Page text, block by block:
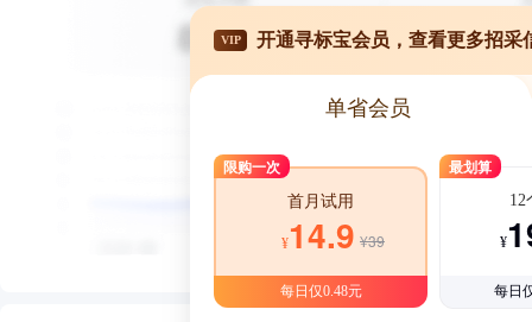
VIP 开通寻标宝会员，查看更多招采
单省会员
限购一次
首月试用
¥14.9 ¥39
每日仅0.48元
最划算
12
¥
每日